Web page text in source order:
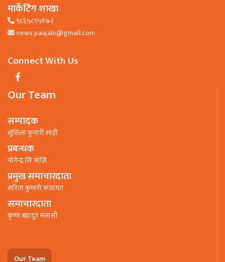
मार्केटिंग शाखा
९८६५८९५१७२
news.paajalo@gmail.com
Connect With Us
Our Team
सम्पादक
सुशिला कुमारी शाही
प्रबन्धक
याेगेन्द्र सिं माझि
प्रमुख समाचारदाता
सरिता कुमारी कठायत
समाचारदाता
कृष्ण बहादुर मलासी
Our Team